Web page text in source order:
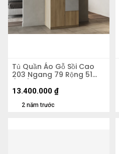
Tủ Quần Áo Gỗ Sồi Cao
203 Ngang 79 Rộng 51
(cm)
2 năm trước
13.400.000 ₫